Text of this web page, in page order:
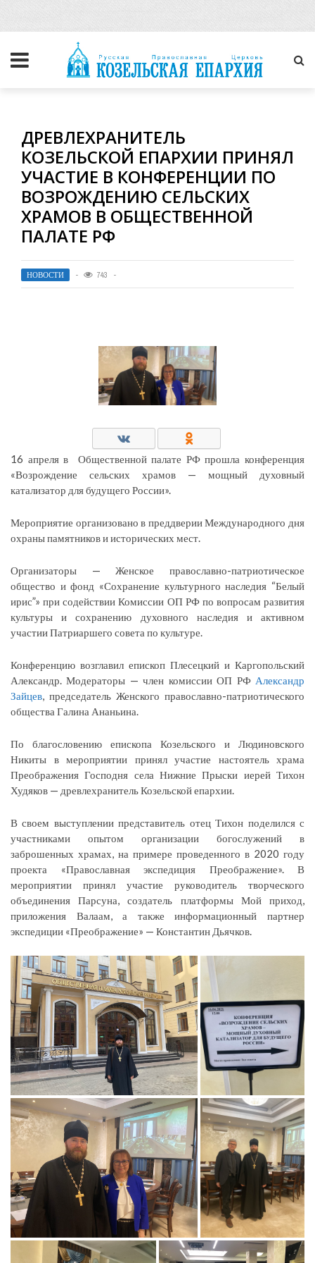
ДРЕВЛЕХРАНИТЕЛЬ
КОЗЕЛЬСКОЙ ЕПАРХИИ ПРИНЯЛ
УЧАСТИЕ В КОНФЕРЕНЦИИ ПО
ВОЗРОЖДЕНИЮ СЕЛЬСКИХ
ХРАМОВ В ОБЩЕСТВЕННОЙ
ПАЛАТЕ РФ
НОВОСТИ 743
16 апреля в Общественной палате РФ прошла конференция
«Возрождение сельских храмов — мощный духовный
катализатор для будущего России».
Мероприятие организовано в преддверии Международного дня
охраны памятников и исторических мест.
Организаторы — Женское православно-патриотическое
общество и фонд «Сохранение культурного наследия “Белый
ирис”» при содействии Комиссии ОП РФ по вопросам развития
культуры и сохранению духовного наследия и активном
участии Патриаршего совета по культуре.
Конференцию возглавил епископ Плесецкий и Каргопольский
Александр. Модераторы — член комиссии ОП РФ Александр
Зайцев , председатель Женского православно-патриотического
общества Галина Ананьина.
По благословению епископа Козельского и Людиновского
Никиты в мероприятии принял участие настоятель храма
Преображения Господня села Нижние Прыски иерей Тихон
Худяков — древлехранитель Козельской епархии.
В своем выступлении представитель отец Тихон поделился с
участниками опытом организации богослужений в
заброшенных храмах, на примере проведенного в 2020 году
проекта «Православная экспедиция Преображение». В
мероприятии принял участие руководитель творческого
объединения Парсуна, создатель платформы Мой приход,
приложения Валаам, а также информационный партнер
экспедиции «Преображение» — Константин Дьячков.